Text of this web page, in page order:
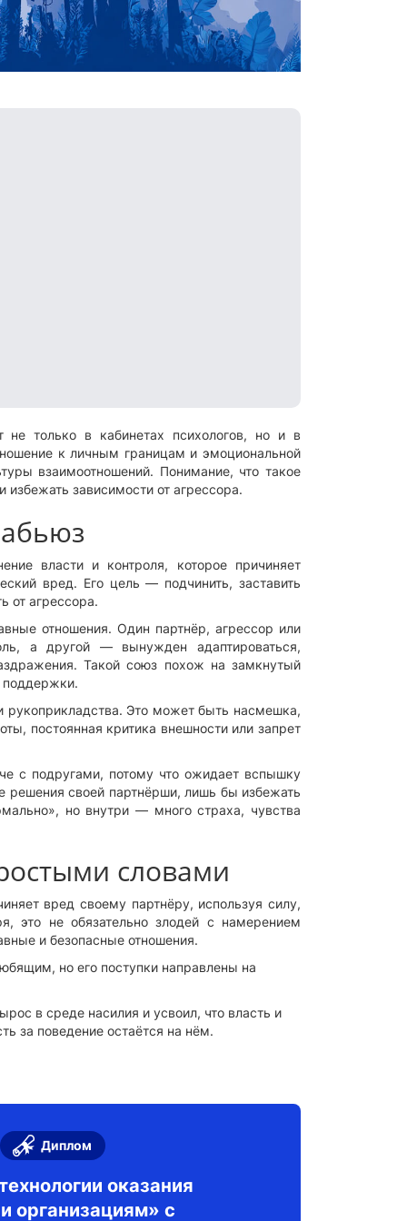
только в кабинетах психологов, но и в
к личным границам и эмоциональной
взаимоотношений. Понимание, что такое
зависимости от агрессора.
власти и контроля, которое причиняет
вред. Его цель — подчинить, заставить
от агрессора.
отношения. Один партнёр, агрессор или
а другой — вынужден адаптироваться,
Такой союз похож на замкнутый
поддержки.
рукоприкладства. Это может быть насмешка,
постоянная критика внешности или запрет
с подругами, потому что ожидает вспышку
решения своей партнёрши, лишь бы избежать
но внутри — много страха, чувства
словами
вред своему партнёру, используя силу,
это не обязательно злодей с намерением
и безопасные отношения.
но его поступки направлены на
в среде насилия и усвоил, что власть и
за поведение остаётся на нём.
Диплом
оказания
организациям» с